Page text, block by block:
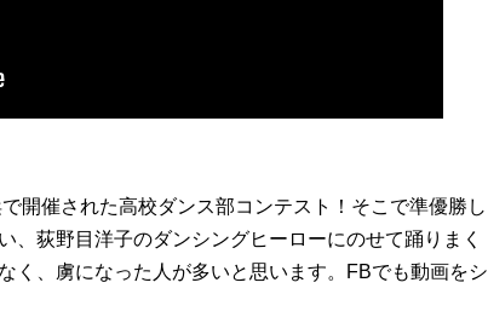
開催された高校ダンス部コンテスト！そこで準優勝し
、荻野目洋子のダンシングヒーローにのせて踊りまく
く、虜になった人が多いと思います。FBでも動画をシ